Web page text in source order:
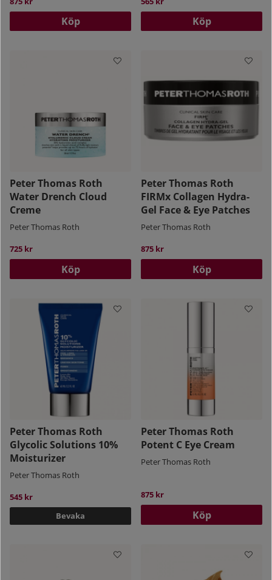
Peter Thomas Roth Made To Mask 4 Piece Kit
erbjuder fyra olika masker, Perfekt kit för
behöver för att exfoliera, rengöra och lugna huden
och ge den en fastare framtoning.
Trötta, puffiga ögon med antydan till
Peter Thomas Roth
Instant Firmx Eye
ger en omedelbar åtstramning
av ögonkonturen och ger ett tillfälligt lyft samt gör
huden fastare och slätare.
Thomas Roth Water Drench Hyaluronic Glow
Serum, ett intensivt återfuktande serum
innehållande 75% hyaluronsyra-komplex som
bevarar hudens fuktbalans, förbättrar dess textur
Köp Köp
Peter Thomas Roth
Water Drench Cloud
Creme
Peter Thomas Roth
725 kr
Köp
Peter Thomas Roth
FIRMx Collagen Hydra-
Gel Face & Eye Patches
Peter Thomas Roth
875 kr
Köp
Peter Thomas Roth
Glycolic Solutions 10%
Moisturizer
Peter Thomas Roth
545 kr
Bevaka
Peter Thomas Roth
Potent C Eye Cream
Peter Thomas Roth
875 kr
Köp